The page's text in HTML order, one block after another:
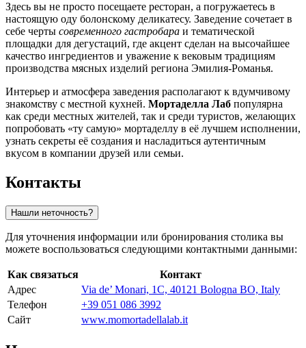
Здесь вы не просто посещаете ресторан, а погружаетесь в
настоящую оду болонскому деликатесу. Заведение сочетает в
себе черты современного гастробара и тематической
площадки для дегустаций, где акцент сделан на высочайшее
качество ингредиентов и уважение к вековым традициям
производства мясных изделий региона Эмилия-Романья.
Интерьер и атмосфера заведения располагают к вдумчивому
знакомству с местной кухней. Мортаделла Лаб популярна
как среди местных жителей, так и среди туристов, желающих
попробовать «ту самую» мортаделлу в её лучшем исполнении,
узнать секреты её создания и насладиться аутентичным
вкусом в компании друзей или семьи.
Контакты
Нашли неточность?
Для уточнения информации или бронирования столика вы
можете воспользоваться следующими контактными данными:
Как связаться
Контакт
Адрес
Via de’ Monari, 1C, 40121 Bologna BO, Italy
Телефон
+39 051 086 3992
Сайт
www.momortadellalab.it